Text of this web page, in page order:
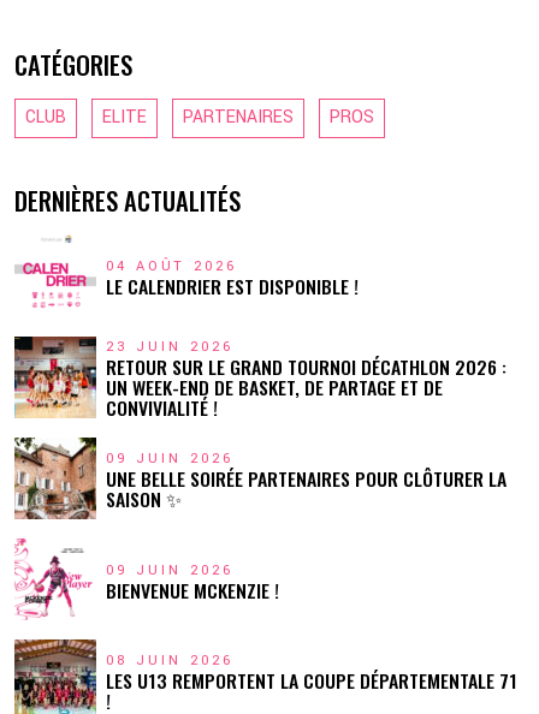
CATÉGORIES
CLUB ELITE PARTENAIRES PROS
DERNIÈRES ACTUALITÉS
04 AOÛT 2026
LE CALENDRIER EST DISPONIBLE !
23 JUIN 2026
RETOUR SUR LE GRAND TOURNOI DÉCATHLON 2026 :
UN WEEK-END DE BASKET, DE PARTAGE ET DE
CONVIVIALITÉ !
09 JUIN 2026
UNE BELLE SOIRÉE PARTENAIRES POUR CLÔTURER LA
SAISON ✨
09 JUIN 2026
BIENVENUE MCKENZIE !
08 JUIN 2026
LES U13 REMPORTENT LA COUPE DÉPARTEMENTALE 71
!